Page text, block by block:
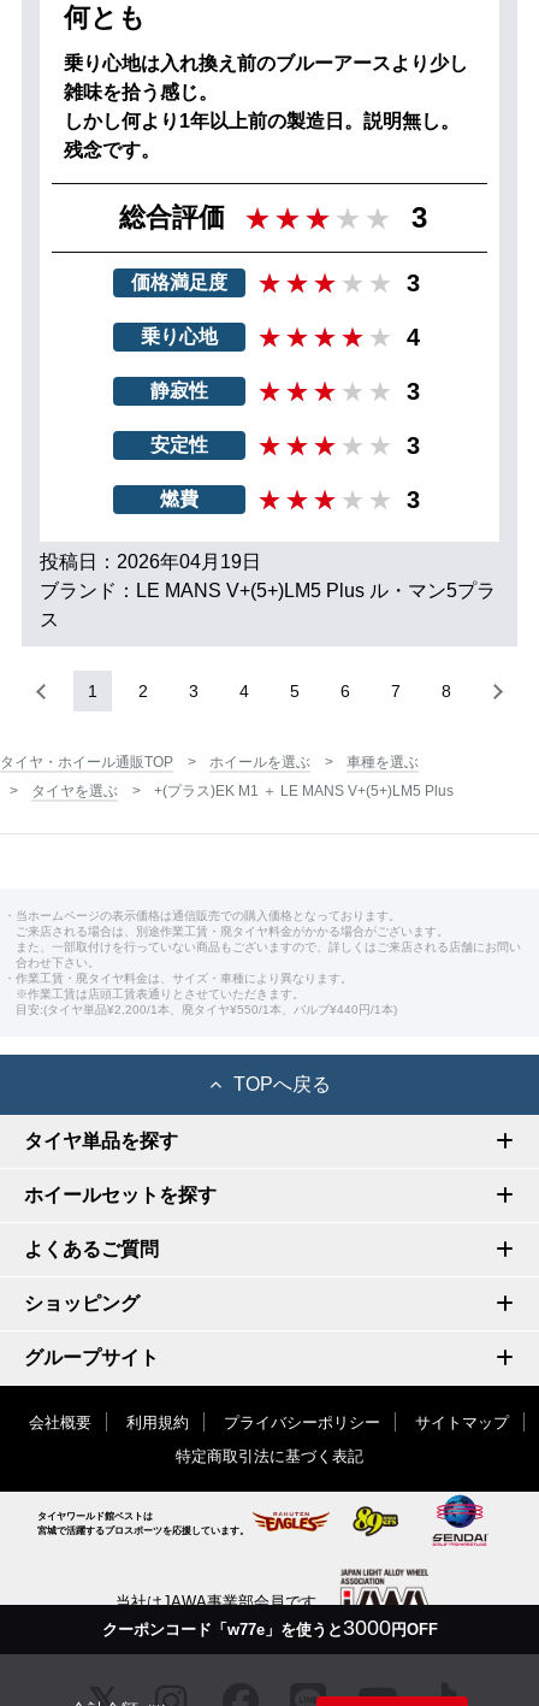
何とも
乗り心地は入れ換え前のブルーアースより少し
雑味を拾う感じ。
しかし何より1年以上前の製造日。説明無し。
残念です。
総合評価 3
価格満足度 3
乗り心地 4
静寂性 3
安定性 3
燃費 3
投稿日：2026年04月19日
ブランド：LE MANS V+(5+)LM5 Plus ル・マン5プラ
ス
1 2 3 4 5 6 7 8
クーポンコード「w77e」を使うと 3000円OFF
タイヤ・ホイール通販TOP ホイールを選ぶ
車種を選ぶ
タイヤを選ぶ
+(プラス)EK M1 ＋ LE MANS V+(5+)LM5 Plus
・当ホームページの表示価格は通信販売での購入価格となっております。
ご来店される場合は、別途作業工賃・廃タイヤ料金がかかる場合がございます。
また、一部取付けを行っていない商品もございますので、詳しくはご来店される店舗にお問い
合わせ下さい。
・作業工賃・廃タイヤ料金は、サイズ・車種により異なります。
※作業工賃は店頭工賃表通りとさせていただきます。
目安:(タイヤ単品¥2,200/1本、廃タイヤ¥550/1本、バルブ¥440円/1本)
TOPへ戻る
タイヤ単品を探す
ホイールセットを探す
よくあるご質問
ショッピング
グループサイト
会社概要 利用規約 プライバシーポリシー
サイトマップ
特定商取引法に基づく表記
タイヤワールド館ベストは
宮城で活躍するプロスポーツを応援しています。
当社はJAWA事業部会員です